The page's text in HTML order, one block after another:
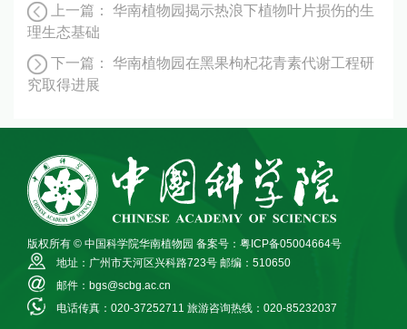
上一篇：
华南植物园揭示热浪下植物叶片损伤的生
理生态基础
下一篇：
华南植物园在黑果枸杞花青素代谢工程研
究取得进展
版权所有 © 中国科学院华南植物园 备案号：粤ICP备05004664号
地址：广州市天河区兴科路723号 邮编：510650
邮件：bgs@scbg.ac.cn
电话传真：020-37252711 旅游咨询热线：020-85232037